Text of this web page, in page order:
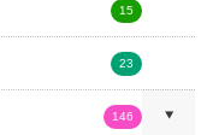
15
23
146